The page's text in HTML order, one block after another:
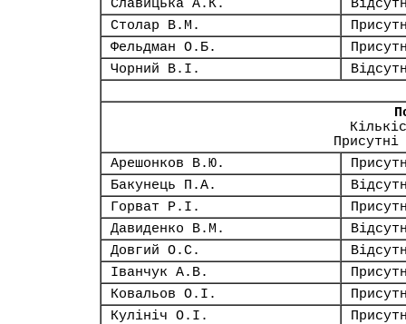
Славицька А.К.
Столар В.М.
Фельдман О.Б.
Чорний В.І.
Арешонков В.Ю.
Бакунець П.А.
Горват Р.І.
Давиденко В.М.
Довгий О.С.
Іванчук А.В.
Ковальов О.І.
Кулініч О.І.